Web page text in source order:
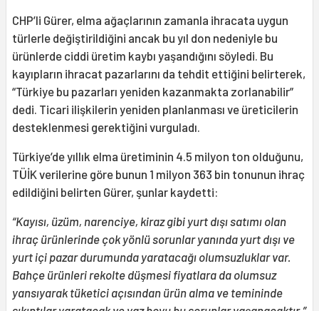
CHP’li Gürer, elma ağaçlarının zamanla ihracata uygun
türlerle değiştirildiğini ancak bu yıl don nedeniyle bu
ürünlerde ciddi üretim kaybı yaşandığını söyledi. Bu
kayıpların ihracat pazarlarını da tehdit ettiğini belirterek,
“Türkiye bu pazarları yeniden kazanmakta zorlanabilir”
dedi. Ticari ilişkilerin yeniden planlanması ve üreticilerin
desteklenmesi gerektiğini vurguladı.
Türkiye’de yıllık elma üretiminin 4.5 milyon ton olduğunu,
TÜİK verilerine göre bunun 1 milyon 363 bin tonunun ihraç
edildiğini belirten Gürer, şunlar kaydetti:
“Kayısı, üzüm, narenciye, kiraz gibi yurt dışı satımı olan
ihraç ürünlerinde çok yönlü sorunlar yanında yurt dışı ve
yurt içi pazar durumunda yaratacağı olumsuzluklar var.
Bahçe ürünleri rekolte düşmesi fiyatlara da olumsuz
yansıyarak tüketici açısından ürün alma ve temininde